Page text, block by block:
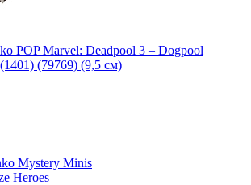
POP Marvel: Deadpool 3 – Dogpool
(79769) (9,5 см)
Mystery Minis
Heroes